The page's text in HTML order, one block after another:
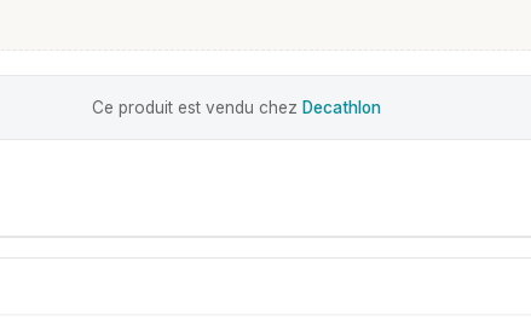
Ce produit est vendu chez Decathlon